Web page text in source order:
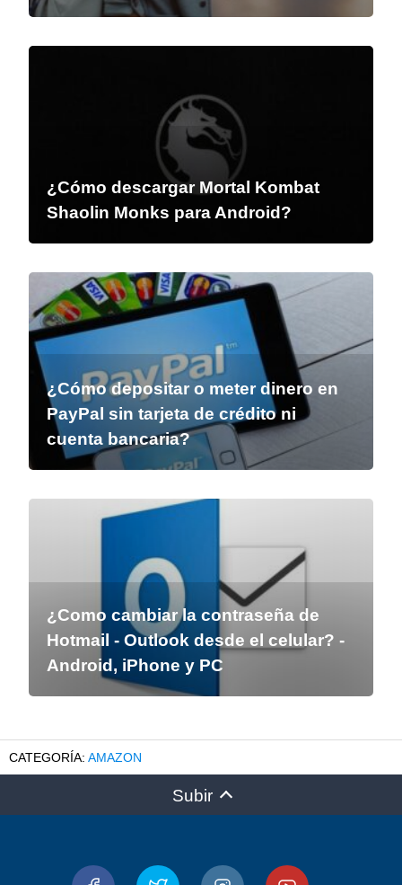
¿Cómo descargar Mortal Kombat
Shaolin Monks para Android?
¿Cómo depositar o meter dinero en
PayPal sin tarjeta de crédito ni
cuenta bancaria?
¿Como cambiar la contraseña de
Hotmail - Outlook desde el celular? -
Android, iPhone y PC
AMAZON
Subir